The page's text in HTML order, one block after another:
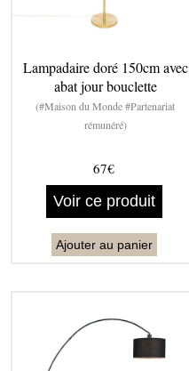
Lampadaire doré 150cm avec
abat jour bouclette
(#Maison du Monde #Partenariat
rémunéré)
67€
Voir ce produit
Ajouter au panier